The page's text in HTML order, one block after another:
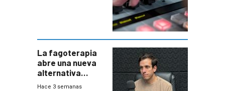
La fagoterapia
abre una nueva
alternativa
contra bacterias
Hace 3 semanas